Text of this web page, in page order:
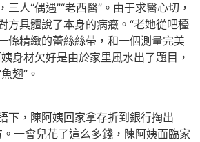
人“偶遇”“老西醫”。由于求醫心切，
方具體說了本身的病癥。“老她從吧檯
條精緻的蕾絲絲帶，和一個測量完美
身材欠好是由於家里風水出了題目，
翅”。
，陳阿姨回家拿存折到銀行掏出
一會兒花了這么多錢，陳阿姨面臨家